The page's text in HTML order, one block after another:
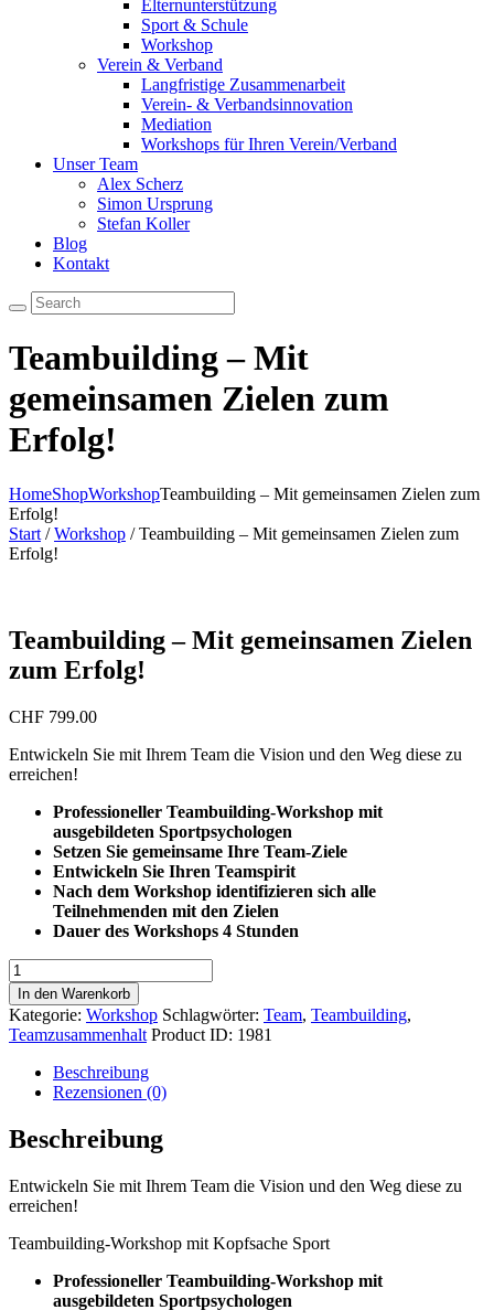
Elternunterstützung
Sport & Schule
Workshop
Verein & Verband
Langfristige Zusammenarbeit
Verein- & Verbandsinnovation
Mediation
Workshops für Ihren Verein/Verband
Unser Team
Alex Scherz
Simon Ursprung
Stefan Koller
Blog
Kontakt
Teambuilding – Mit
gemeinsamen Zielen zum
Erfolg!
HomeShopWorkshopTeambuilding – Mit gemeinsamen Zielen zum
Erfolg!
Start /Workshop / Teambuilding – Mit gemeinsamen Zielen zum
Erfolg!
Teambuilding – Mit gemeinsamen Zielen
zum Erfolg!
CHF 799.00
Entwickeln Sie mit Ihrem Team die Vision und den Weg diese zu
erreichen!
Professioneller Teambuilding-Workshop mit
ausgebildeten Sportpsychologen
Setzen Sie gemeinsame Ihre Team-Ziele
Entwickeln Sie Ihren Teamspirit
Nach dem Workshop identifizieren sich alle
Teilnehmenden mit den Zielen
Dauer des Workshops 4 Stunden
Teambuilding
–
Mit
gemeinsamen
Zielen
zum
Erfolg!
Menge
In den Warenkorb
Kategorie: Workshop Schlagwörter: Team, Teambuilding,
Teamzusammenhalt Product ID: 1981
Beschreibung
Rezensionen (0)
Beschreibung
Entwickeln Sie mit Ihrem Team die Vision und den Weg diese zu
erreichen!
Teambuilding-Workshop mit Kopfsache Sport
Professioneller Teambuilding-Workshop mit
ausgebildeten Sportpsychologen